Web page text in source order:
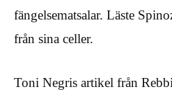
fängelsematsalar. Läste
från sina celler.
Toni Negris artikel från